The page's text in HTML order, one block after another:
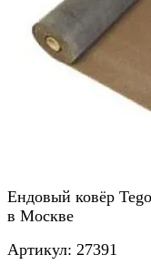
Ендовый ковёр
в Москве
Артикул: 27391